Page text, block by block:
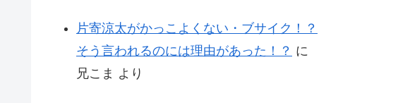
片寄涼太がかっこよくない・ブサイク！？
そう言われるのには理由があった！？ に
兄こま より